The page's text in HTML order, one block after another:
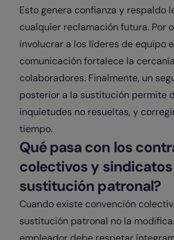
Esto genera confianza y respaldo
cualquier reclamación futura. Por
involucrar a los líderes de equipo
comunicación fortalece la
colaboradores. Finalmente, un
posterior a la sustitución permite
inquietudes no resueltas, y
tiempo.
Qué pasa con los
colectivos y sindicatos
sustitución patronal?
Cuando existe convención
sustitución patronal no la